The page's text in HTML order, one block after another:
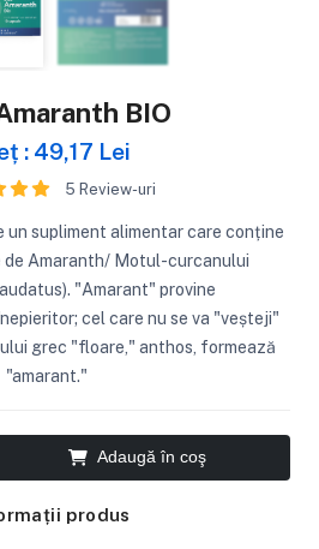
BIO
: 49,17 Lei
5 Review-uri
un supliment alimentar care conține
de Amaranth/ Motul-curcanului
"Amarant" provine
cel care nu se va "veșteji"
grec "floare," anthos, formează
"amarant."
Adaugă în coş
produs